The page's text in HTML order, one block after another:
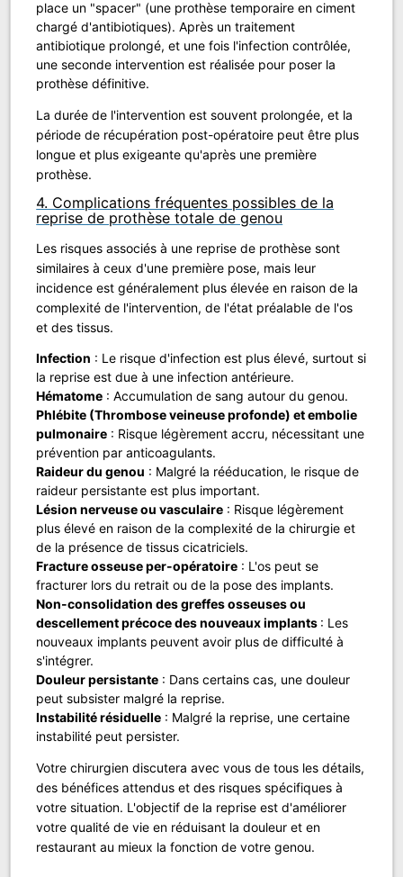
place un "spacer" (une prothèse temporaire en ciment
chargé d'antibiotiques). Après un traitement
antibiotique prolongé, et une fois l'infection contrôlée,
une seconde intervention est réalisée pour poser la
prothèse définitive.
La durée de l'intervention est souvent prolongée, et la
période de récupération post-opératoire peut être plus
longue et plus exigeante qu'après une première
prothèse.
4. Complications fréquentes possibles de la
reprise de prothèse totale de genou
Les risques associés à une reprise de prothèse sont
similaires à ceux d'une première pose, mais leur
incidence est généralement plus élevée en raison de la
complexité de l'intervention, de l'état préalable de l'os
et des tissus.
Infection : Le risque d'infection est plus élevé, surtout si
la reprise est due à une infection antérieure.
Hématome : Accumulation de sang autour du genou.
Phlébite (Thrombose veineuse profonde) et embolie
pulmonaire : Risque légèrement accru, nécessitant une
prévention par anticoagulants.
Raideur du genou : Malgré la rééducation, le risque de
raideur persistante est plus important.
Lésion nerveuse ou vasculaire : Risque légèrement
plus élevé en raison de la complexité de la chirurgie et
de la présence de tissus cicatriciels.
Fracture osseuse per-opératoire : L'os peut se
fracturer lors du retrait ou de la pose des implants.
Non-consolidation des greffes osseuses ou
descellement précoce des nouveaux implants : Les
nouveaux implants peuvent avoir plus de difficulté à
s'intégrer.
Douleur persistante : Dans certains cas, une douleur
peut subsister malgré la reprise.
Instabilité résiduelle : Malgré la reprise, une certaine
instabilité peut persister.
Votre chirurgien discutera avec vous de tous les détails,
des bénéfices attendus et des risques spécifiques à
votre situation. L'objectif de la reprise est d'améliorer
votre qualité de vie en réduisant la douleur et en
restaurant au mieux la fonction de votre genou.